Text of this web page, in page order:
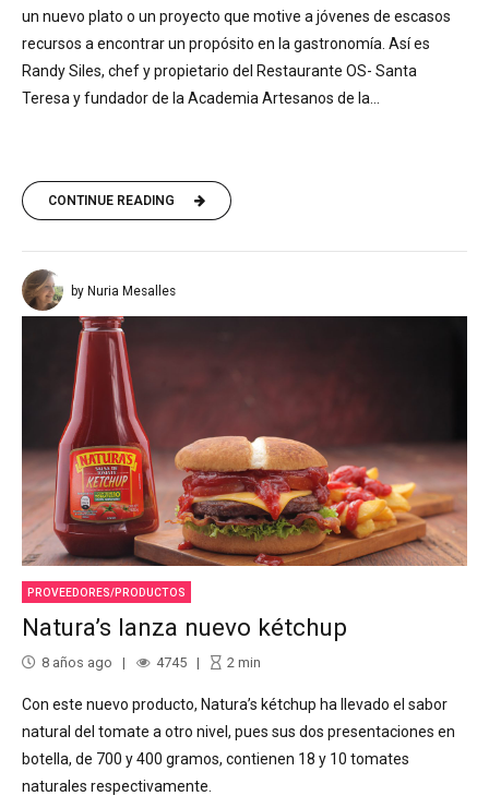
un nuevo plato o un proyecto que motive a jóvenes de escasos
recursos a encontrar un propósito en la gastronomía. Así es
Randy Siles, chef y propietario del Restaurante OS- Santa
Teresa y fundador de la Academia Artesanos de la...
CONTINUE READING
by Nuria Mesalles
PROVEEDORES/PRODUCTOS
Natura’s lanza nuevo kétchup
8 años ago 4745 2 min
Con este nuevo producto, Natura’s kétchup ha llevado el sabor
natural del tomate a otro nivel, pues sus dos presentaciones en
botella, de 700 y 400 gramos, contienen 18 y 10 tomates
naturales respectivamente.